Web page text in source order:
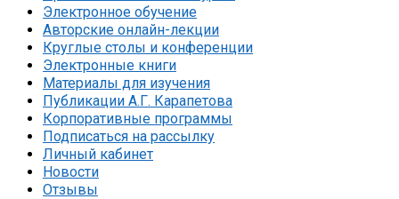
Электронное обучение
Авторские онлайн-лекции
Круглые столы и конференции
Электронные книги
Материалы для изучения
Публикации А.Г. Карапетова
Корпоративные программы
Подписаться на рассылку
Личный кабинет
Новости
Отзывы